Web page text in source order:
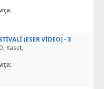
(ESER VİDEO) - 3
Kaset,